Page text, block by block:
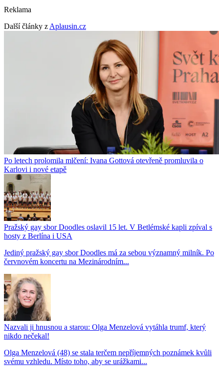
Reklama
Další články z Aplausin.cz
Po letech prolomila mlčení: Ivana Gottová otevřeně promluvila o
Karlovi i nové etapě
Pražský gay sbor Doodles oslavil 15 let. V Betlémské kapli zpíval s
hosty z Berlína i USA
Jediný pražský gay sbor Doodles má za sebou významný milník. Po
červnovém koncertu na Mezinárodním...
Nazvali ji hnusnou a starou: Olga Menzelová vytáhla trumf, který
nikdo nečekal!
Olga Menzelová (48) se stala terčem nepříjemných poznámek kvůli
svému vzhledu. Místo toho, aby se urážkami...